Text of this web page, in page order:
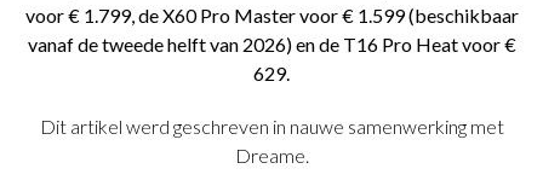
voor € 1.799, de X60 Pro Master voor € 1.599 (beschikbaar
vanaf de tweede helft van 2026) en de T16 Pro Heat voor €
629.
Dit artikel werd geschreven in nauwe samenwerking met
Dreame.